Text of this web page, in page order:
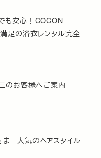
も安心！COCON
足の浴衣レンタル完全
お客様へご案内
人気のヘアスタイル